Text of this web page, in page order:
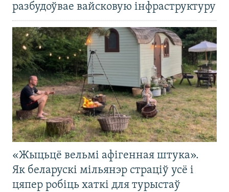
разбудоўвае вайсковую інфраструктуру
«Жыцьцё вельмі афігенная штука».
Як беларускі мільянэр страціў усё і
цяпер робіць хаткі для турыстаў